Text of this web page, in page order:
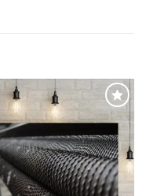
Adaugă
la
favorite